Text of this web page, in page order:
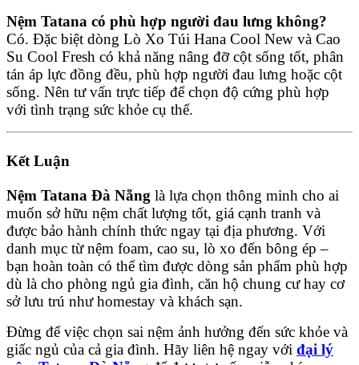
Nệm Tatana có phù hợp người đau lưng không?
Có. Đặc biệt dòng Lò Xo Túi Hana Cool New và Cao
Su Cool Fresh có khả năng nâng đỡ cột sống tốt, phân
tán áp lực đồng đều, phù hợp người đau lưng hoặc cột
sống. Nên tư vấn trực tiếp để chọn độ cứng phù hợp
với tình trạng sức khỏe cụ thể.
Kết Luận
Nệm Tatana Đà Nẵng là lựa chọn thông minh cho ai
muốn sở hữu nệm chất lượng tốt, giá cạnh tranh và
được bảo hành chính thức ngay tại địa phương. Với
danh mục từ nệm foam, cao su, lò xo đến bông ép –
bạn hoàn toàn có thể tìm được dòng sản phẩm phù hợp
dù là cho phòng ngủ gia đình, căn hộ chung cư hay cơ
sở lưu trú như homestay và khách sạn.
Đừng để việc chọn sai nệm ảnh hưởng đến sức khỏe và
giấc ngủ của cả gia đình. Hãy liên hệ ngay với đại lý